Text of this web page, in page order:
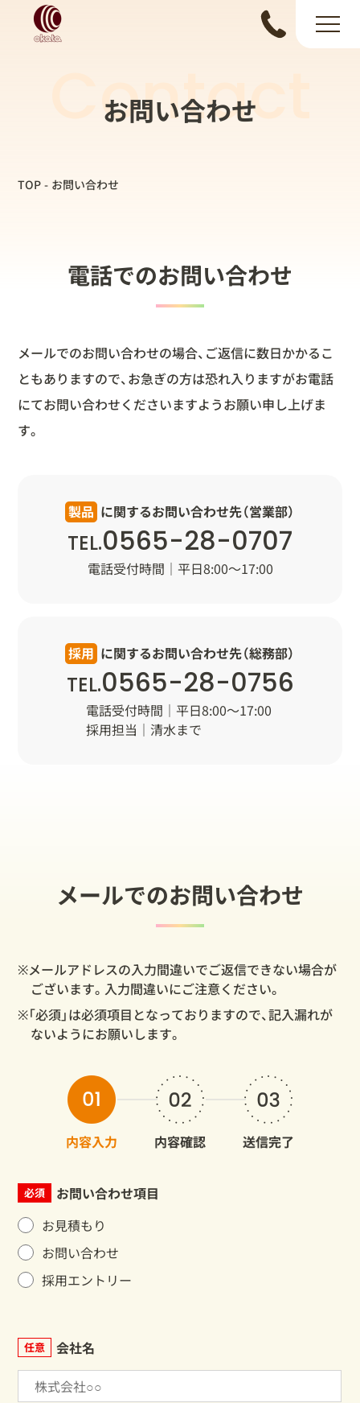
Contact
お問い合わせ
TOP お問い合わせ
電話でのお問い合わせ
メールでのお問い合わせの場合、ご返信に数日かかるこ
ともありますので、お急ぎの方は恐れ入りますがお電話
にてお問い合わせくださいますようお願い申し上げま
す。
製品 に関するお問い合わせ先（営業部）
TEL.0565-28-0707
電話受付時間｜平日8:00～17:00
採用 に関するお問い合わせ先（総務部）
TEL.0565-28-0756
電話受付時間｜平日8:00～17:00
採用担当｜清水まで
メールでのお問い合わせ
※メールアドレスの入力間違いでご返信できない場合が
ございます。入力間違いにご注意ください。
※「必須」は必須項目となっておりますので、記入漏れが
ないようにお願いします。
内容入力 内容確認 送信完了
必須
お問い合わせ項目
お見積もり
お問い合わせ
採用エントリー
任意 会社名